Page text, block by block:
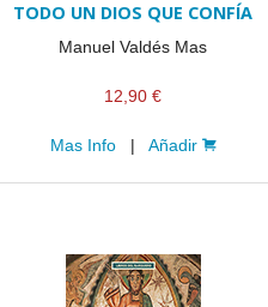
TODO UN DIOS QUE CONFÍA
Manuel Valdés Mas
12,90 €
Mas Info| Añadir